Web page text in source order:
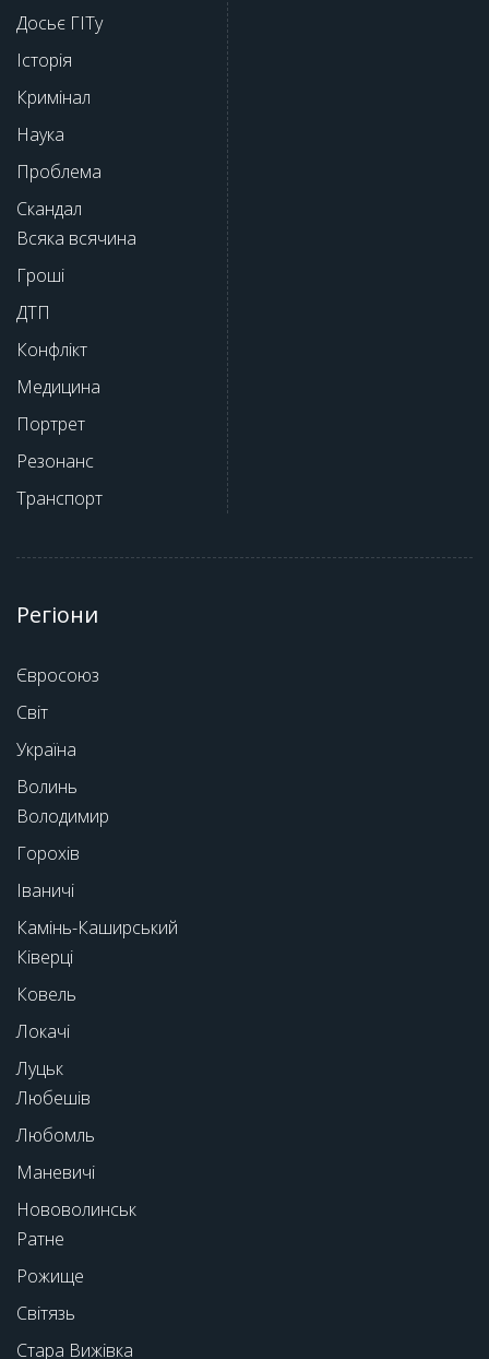
Досьє ГІТу
Історія
Кримінал
Наука
Проблема
Скандал
Всяка всячина
Гроші
ДТП
Конфлікт
Медицина
Портрет
Резонанс
Транспорт
Регіони
Євросоюз
Світ
Україна
Волинь
Володимир
Горохів
Іваничі
Камінь-Каширський
Ківерці
Ковель
Локачі
Луцьк
Любешів
Любомль
Маневичі
Нововолинськ
Ратне
Рожище
Світязь
Стара Вижівка